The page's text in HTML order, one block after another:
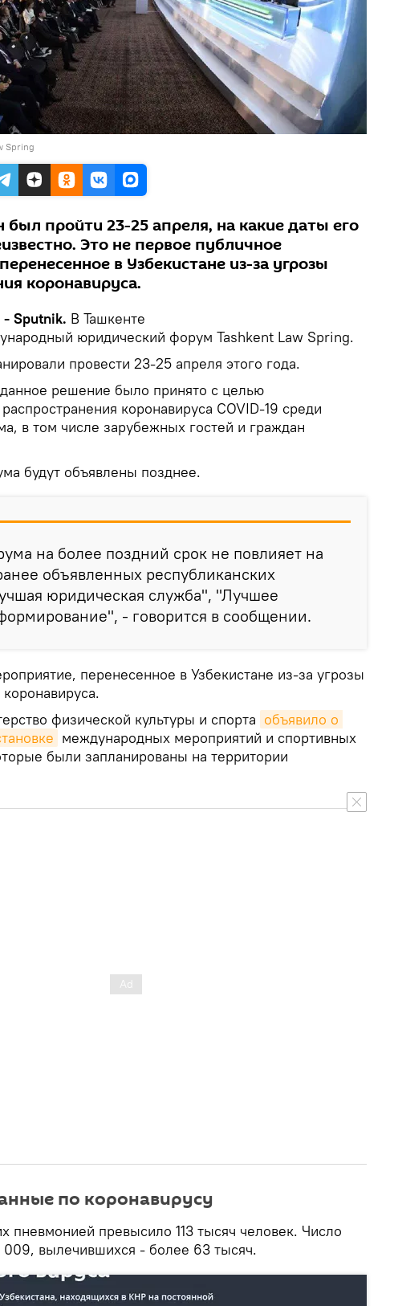
Spring
пройти 23-25 апреля, на какие даты его
Это не первое публичное
в Узбекистане из-за угрозы
коронавируса.
Sputnik. В Ташкенте
юридический форум Tashkent Law Spring.
провести 23-25 апреля этого года.
решение было принято с целью
коронавируса COVID-19 среди
в том числе зарубежных гостей и граждан
будут объявлены позднее.
на более поздний срок не повлияет на
объявленных республиканских
юридическая служба", "Лучшее
- говорится в сообщении.
перенесенное в Узбекистане из-за угрозы
физической культуры и спорта объявило о
международных мероприятий и спортивных
были запланированы на территории
по коронавирусу
пневмонией превысило 113 тысяч человек. Число
009, вылечившихся - более 63 тысяч.